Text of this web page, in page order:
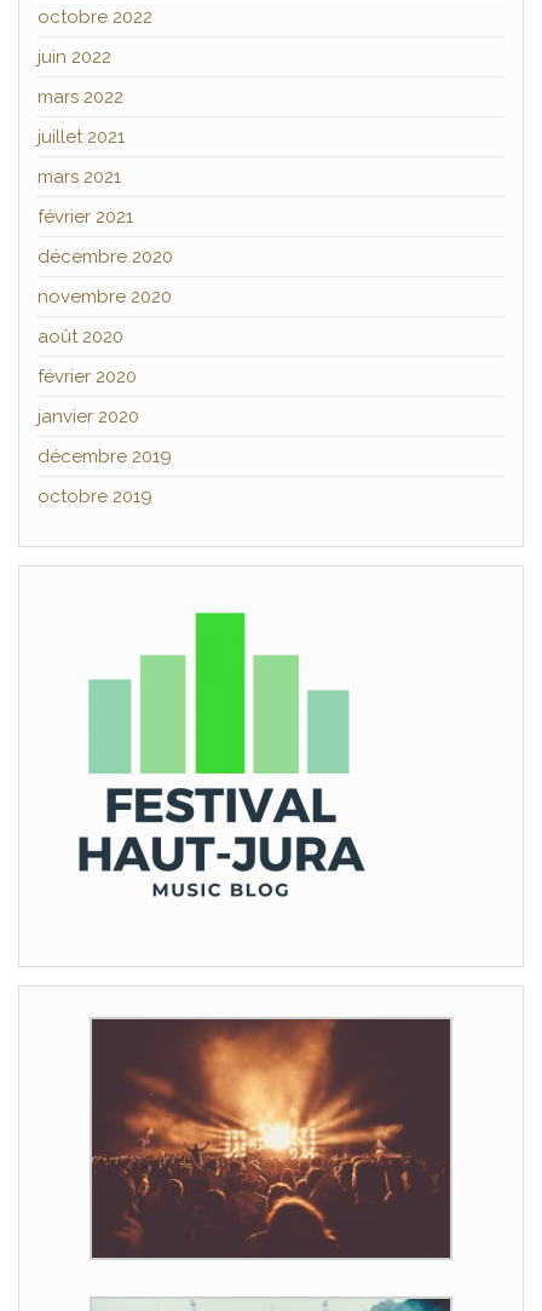
octobre 2022
juin 2022
mars 2022
juillet 2021
mars 2021
février 2021
décembre 2020
novembre 2020
août 2020
février 2020
janvier 2020
décembre 2019
octobre 2019